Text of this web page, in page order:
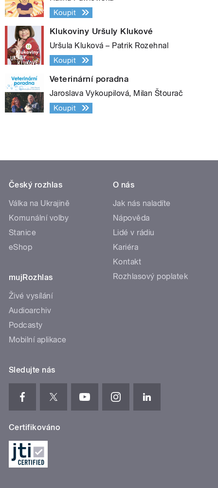
Koupit
Klukoviny Uršuly Klukové
Uršula Kluková – Patrik Rozehnal
Koupit
Veterinární poradna
Jaroslava Vykoupilová, Milan Štourač
Koupit
Český rozhlas
Válka na Ukrajině
Komunální volby
Stanice
eShop
mujRozhlas
Živé vysílání
Audioarchiv
Podcasty
Mobilní aplikace
O nás
Jak nás naladíte
Nápověda
Lidé v rádiu
Kariéra
Kontakt
Rozhlasový poplatek
Sledujte nás
Certifikováno